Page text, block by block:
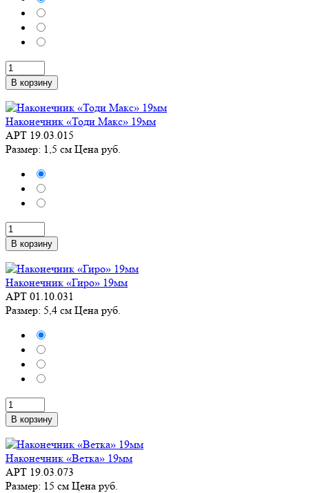
В корзину
Наконечник «Тоди Макс» 19мм
АРТ 19.03.015
Размер: 1,5 см Цена руб.
В корзину
Наконечник «Гиро» 19мм
АРТ 01.10.031
Размер: 5,4 см Цена руб.
В корзину
Наконечник «Ветка» 19мм
АРТ 19.03.073
Размер: 15 см Цена руб.